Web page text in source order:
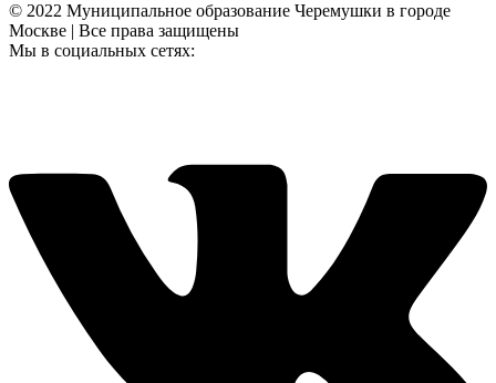
© 2022 Муниципальное образование Черемушки в городе
Москве | Все права защищены
Мы в социальных сетях: